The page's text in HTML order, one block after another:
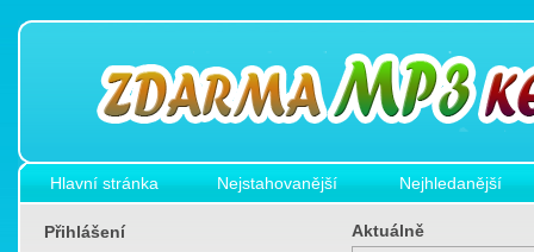
Hlavní stránka Nejstahovanější Nejhledanější
Přihlášení Aktuálně